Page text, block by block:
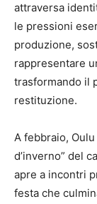
attraversa
le pressioni
produzione,
rappresentare
trasformando il
restituzione.
A febbraio,
d’inverno” del
apre a incontri
festa che